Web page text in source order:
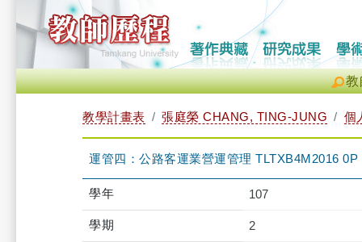
教
教學計畫表 張庭榮 CHANG, TING-JUNG 個
運管四：公路客運業營運管理 TLTXB4M2016 0P
學年 107
學期 2